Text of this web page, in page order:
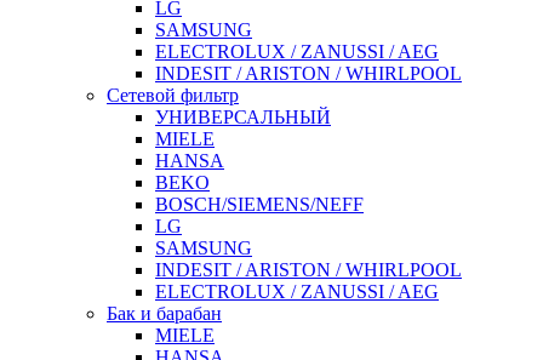
LG
SAMSUNG
ELECTROLUX / ZANUSSI / AEG
INDESIT / ARISTON / WHIRLPOOL
Сетевой фильтр
УНИВЕРСАЛЬНЫЙ
MIELE
HANSA
BEKO
BOSCH/SIEMENS/NEFF
LG
SAMSUNG
INDESIT / ARISTON / WHIRLPOOL
ELECTROLUX / ZANUSSI / AEG
Бак и барабан
MIELE